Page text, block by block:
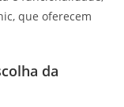
que oferecem
da